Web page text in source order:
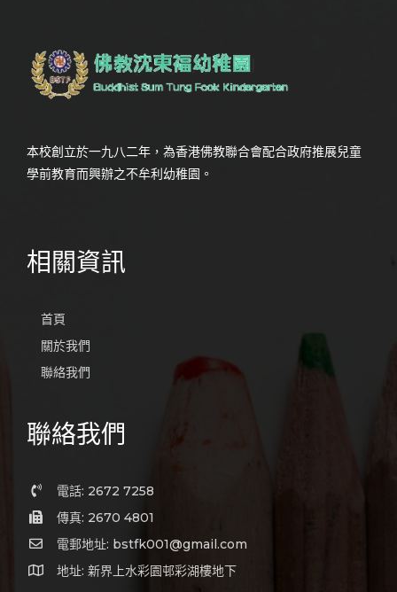
本校創立於一九八二年，為香港佛教聯合會配合政府推展兒童
學前教育而興辦之不牟利幼稚園。
相關資訊
首頁
關於我們
聯絡我們
聯絡我們
電話: 2672 7258
傳真: 2670 4801
電郵地址: bstfk001@gmail.com
地址: 新界上水彩園邨彩湖樓地下